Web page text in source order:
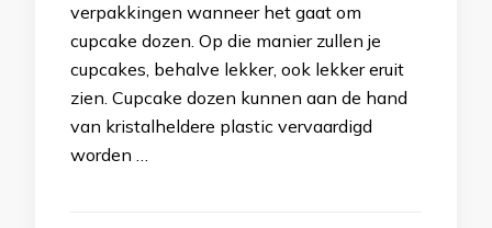
verpakkingen wanneer het gaat om
cupcake dozen. Op die manier zullen je
cupcakes, behalve lekker, ook lekker eruit
zien. Cupcake dozen kunnen aan de hand
van kristalheldere plastic vervaardigd
worden …